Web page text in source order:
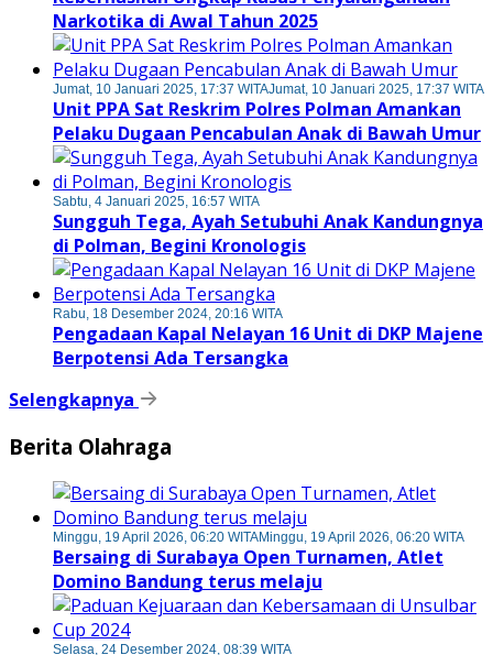
Narkotika di Awal Tahun 2025
Jumat, 10 Januari 2025, 17:37 WITAJumat, 10 Januari 2025, 17:37 WITA
Unit PPA Sat Reskrim Polres Polman Amankan
Pelaku Dugaan Pencabulan Anak di Bawah Umur
Sabtu, 4 Januari 2025, 16:57 WITA
Sungguh Tega, Ayah Setubuhi Anak Kandungnya
di Polman, Begini Kronologis
Rabu, 18 Desember 2024, 20:16 WITA
Pengadaan Kapal Nelayan 16 Unit di DKP Majene
Berpotensi Ada Tersangka
Selengkapnya
Berita Olahraga
Minggu, 19 April 2026, 06:20 WITAMinggu, 19 April 2026, 06:20 WITA
Bersaing di Surabaya Open Turnamen, Atlet
Domino Bandung terus melaju
Selasa, 24 Desember 2024, 08:39 WITA